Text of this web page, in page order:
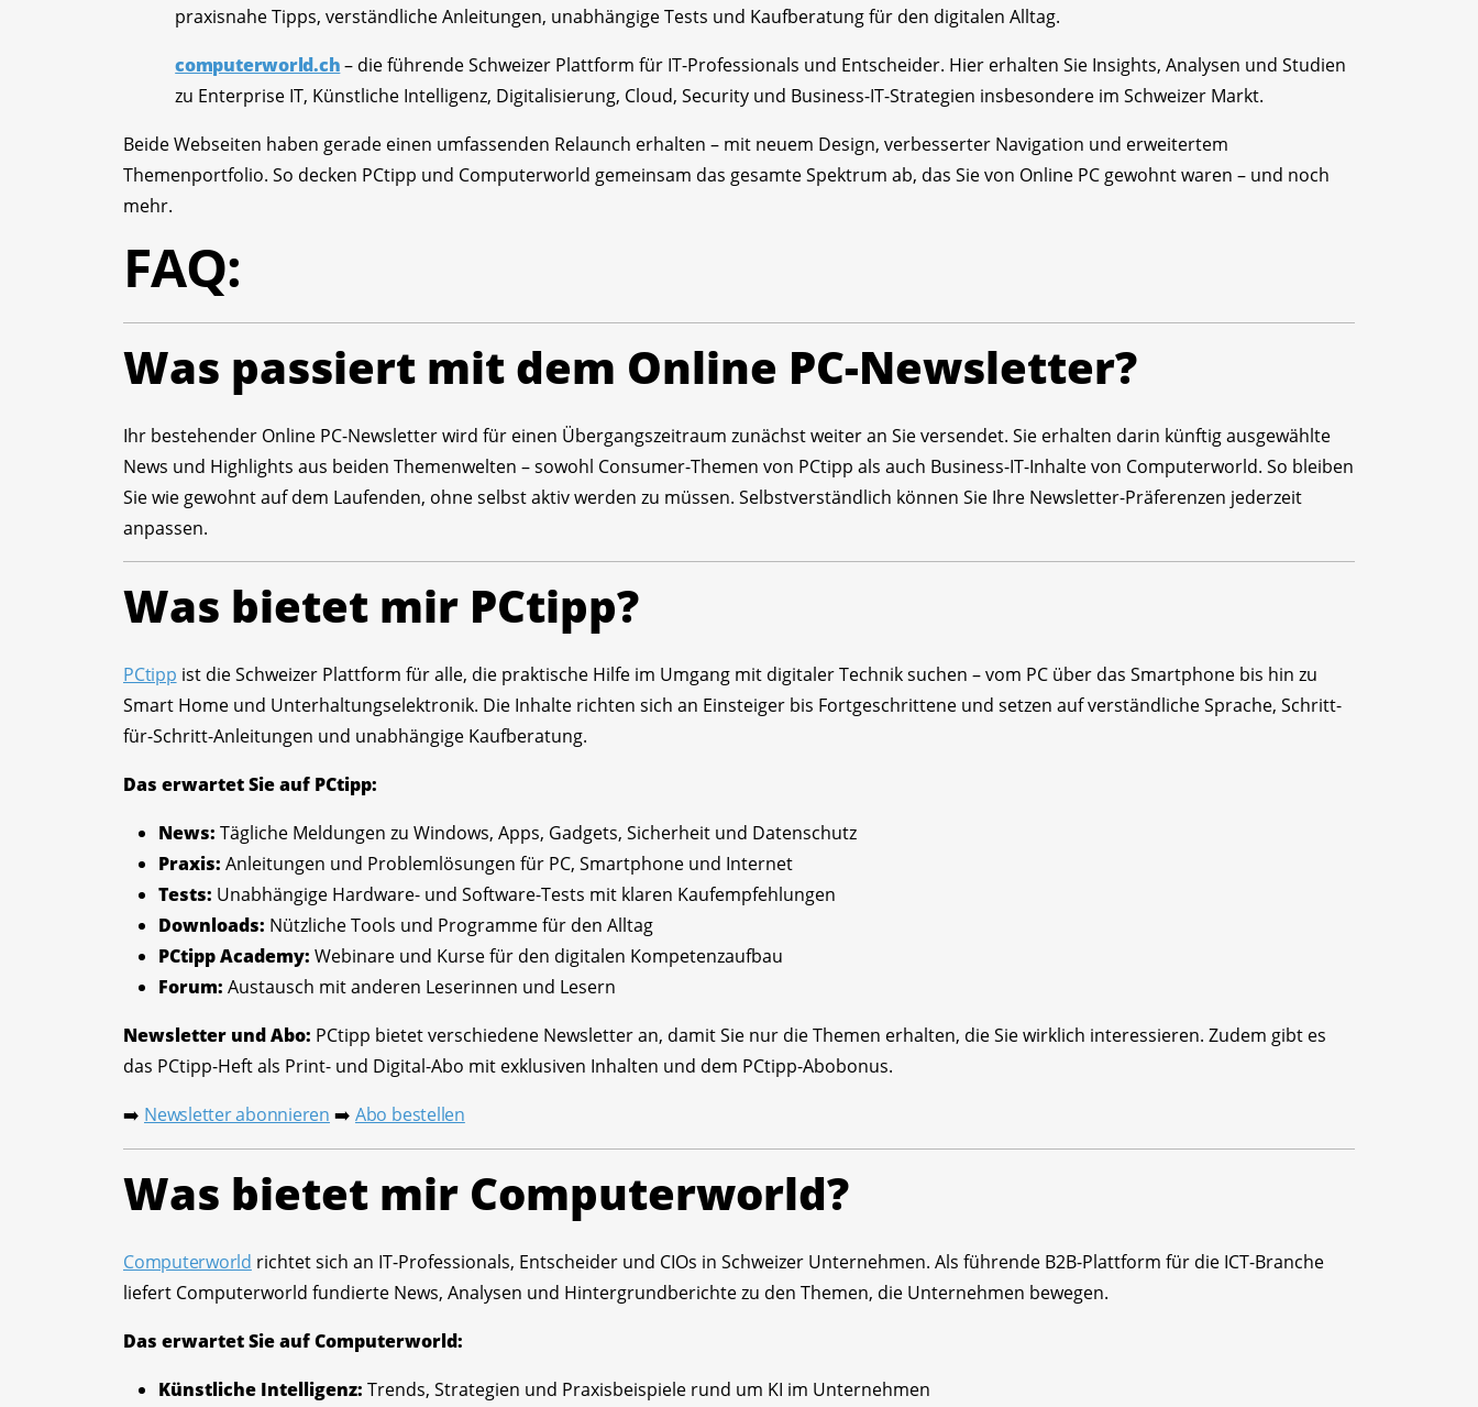
praxisnahe Tipps, verständliche Anleitungen, unabhängige Tests und Kaufberatung für den digitalen Alltag.
computerworld.ch– die führende Schweizer Plattform für IT-Professionals und Entscheider. Hier erhalten Sie Insights, Analysen und Studien
zu Enterprise IT, Künstliche Intelligenz, Digitalisierung, Cloud, Security und Business-IT-Strategien insbesondere im Schweizer Markt.
Beide Webseiten haben gerade einen umfassenden Relaunch erhalten – mit neuem Design, verbesserter Navigation und erweitertem
Themenportfolio. So decken PCtipp und Computerworld gemeinsam das gesamte Spektrum ab, das Sie von Online PC gewohnt waren – und noch
mehr.
FAQ:
Was passiert mit dem Online PC-Newsletter?
Ihr bestehender Online PC-Newsletter wird für einen Übergangszeitraum zunächst weiter an Sie versendet. Sie erhalten darin künftig ausgewählte
News und Highlights aus beiden Themenwelten – sowohl Consumer-Themen von PCtipp als auch Business-IT-Inhalte von Computerworld. So bleiben
Sie wie gewohnt auf dem Laufenden, ohne selbst aktiv werden zu müssen. Selbstverständlich können Sie Ihre Newsletter-Präferenzen jederzeit
anpassen.
Was bietet mir PCtipp?
PCtipp ist die Schweizer Plattform für alle, die praktische Hilfe im Umgang mit digitaler Technik suchen – vom PC über das Smartphone bis hin zu
Smart Home und Unterhaltungselektronik. Die Inhalte richten sich an Einsteiger bis Fortgeschrittene und setzen auf verständliche Sprache, Schritt-
für-Schritt-Anleitungen und unabhängige Kaufberatung.
Das erwartet Sie auf PCtipp:
News: Tägliche Meldungen zu Windows, Apps, Gadgets, Sicherheit und Datenschutz
Praxis: Anleitungen und Problemlösungen für PC, Smartphone und Internet
Tests: Unabhängige Hardware- und Software-Tests mit klaren Kaufempfehlungen
Downloads: Nützliche Tools und Programme für den Alltag
PCtipp Academy: Webinare und Kurse für den digitalen Kompetenzaufbau
Forum: Austausch mit anderen Leserinnen und Lesern
Newsletter und Abo: PCtipp bietet verschiedene Newsletter an, damit Sie nur die Themen erhalten, die Sie wirklich interessieren. Zudem gibt es
das PCtipp-Heft als Print- und Digital-Abo mit exklusiven Inhalten und dem PCtipp-Abobonus.
➡️ Newsletter abonnieren ➡️ Abo bestellen
Was bietet mir Computerworld?
Computerworld richtet sich an IT-Professionals, Entscheider und CIOs in Schweizer Unternehmen. Als führende B2B-Plattform für die ICT-Branche
liefert Computerworld fundierte News, Analysen und Hintergrundberichte zu den Themen, die Unternehmen bewegen.
Das erwartet Sie auf Computerworld:
Künstliche Intelligenz: Trends, Strategien und Praxisbeispiele rund um KI im Unternehmen